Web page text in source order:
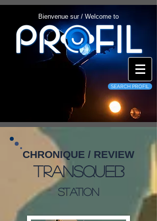
Bienvenue sur / Welcome to
SEARCH PROFIL
CHRONIQUE / REVIEW
TransQueb
Station